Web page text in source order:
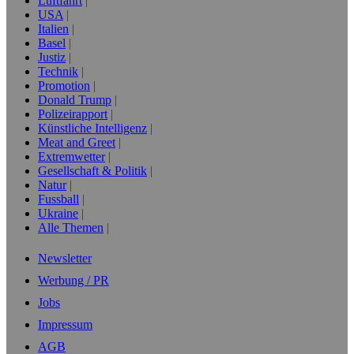
USA
Italien
Basel
Justiz
Technik
Promotion
Donald Trump
Polizeirapport
Künstliche Intelligenz
Meat and Greet
Extremwetter
Gesellschaft & Politik
Natur
Fussball
Ukraine
Alle Themen
Newsletter
Werbung / PR
Jobs
Impressum
AGB